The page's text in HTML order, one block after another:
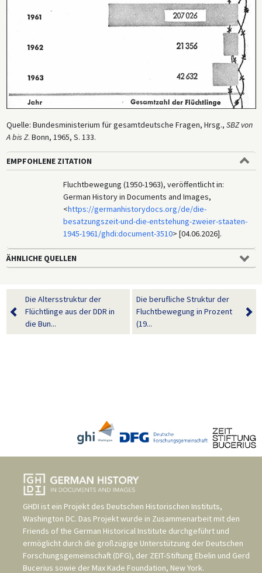
Quelle: Bundesministerium für gesamtdeutsche Fragen, Hrsg., SBZ von
A bis Z. Bonn, 1965, S. 133.
EMPFOHLENE ZITATION
Fluchtbewegung (1950-1963), veröffentlicht in:
German History in Documents and Images,
<https://germanhistorydocs.org/de/die-
besatzungszeit-und-die-entstehung-zweier-staaten-
1945-1961/ghdi:document-3510> [04.06.2026].
ÄHNLICHE QUELLEN
Die Altersstruktur der
Flüchtlinge aus der DDR in
die Bun...
Die berufliche Struktur der
Fluchtbewegung in Prozent
(19...
GHDI ist ein Projekt des Deutschen Historischen Instituts,
Washington DC. Das Projekt wurde in Zusammenarbeit mit den
Friends of the German Historical Institute durchgeführt und
ermöglicht durch die großzügige Unterstützung der Deutschen
Forschungsgemeinschaft (DFG), der ZEIT-Stiftung Ebelin und Gerd
Bucerius sowie der Max Kade Foundation, New York.